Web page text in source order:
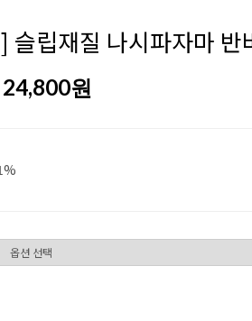
슬립재질 나시파자마 반
24,800원